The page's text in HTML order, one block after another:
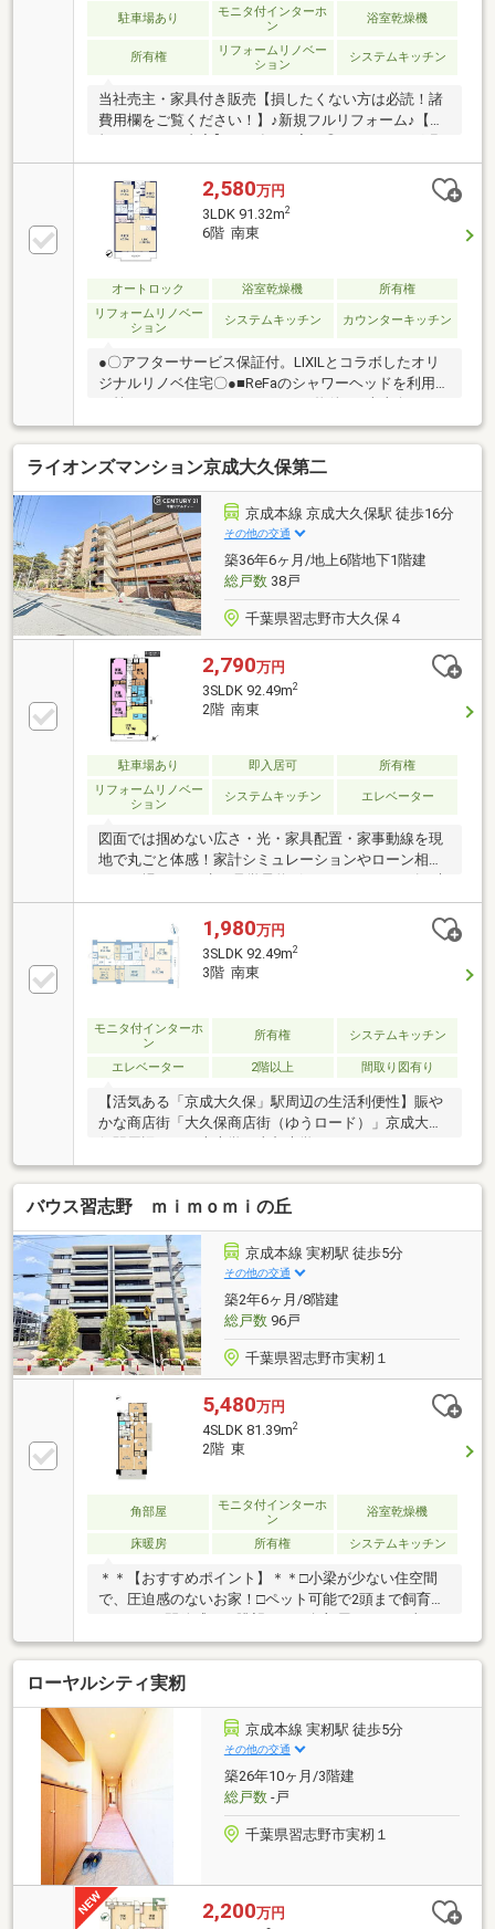
のお手伝いを致します◆◆キッズスペースやオムツ替
えのスペースもご用意しておりますので、お子様連れ
のご家族もお気軽にお越しください◆
駐車場あり
モニタ付インターホ
ン
浴室乾燥機
所有権
リフォームリノベー
ション
システムキッチン
当社売主・家具付き販売【損したくない方は必読！諸
費用欄をご覧ください！】♪新規フルリフォーム♪【新
規リフォーム内容】2026年2月完工◎フローリング張
替◎建具全室新規交換◎クロス貼替◎システムキッチ
ン新規交換◎ユニットバス新規交換◎トイレ新規交換
◎洗面化粧台新規交換◎給湯器新規交換◎洗濯機パン
新規交換◎ダウンライト新規取付◎玄関人感センサー
新規取付
2,580万円
3LDK 91.32m2
6階 南東
オートロック 浴室乾燥機
所有権
リフォームリノベー
ション
システムキッチン カウンターキッチン
●〇アフターサービス保証付。LIXILとコラボしたオリ
ジナルリノベ住宅〇●■ReFaのシャワーヘッドを利用す
る等のこだわりのリノベーション物件。■南東向きワ
イドバルコニーで日当たりも良好です。
ライオンズマンション京成大久保第二
京成本線 京成大久保駅 徒歩16分
その他の交通
築36年6ヶ月/地上6階地下1階建
総戸数38戸
千葉県習志野市大久保４
2,790万円
3SLDK 92.49m2
2階 南東
駐車場あり 即入居可
所有権
リフォームリノベー
ション
システムキッチン エレベーター
図面では掴めない広さ・光・家具配置・家事動線を現
地で丸ごと体感！家計シミュレーションやローン相談
もその場でOK。赤い見学予約ボタンよりスムーズに来
場予約～♪◆＊◇ 物件のおすすめポイント ◇＊
◆◇「セブンイレブン京成大久保店」徒歩約1分◆家
事の時間を短縮できる食洗機◇オートロック付き◎頭
金0円全額ローン可能！ ※詳しくは担当者までお尋ね
ください。◆千葉の家探し！いい物件を賢く探すコ
の出会いのお手伝いを致します◆◆キッズスペースや
オムツ替えのスペースもご用意しておりますので、お
子様連れのご家族もお気軽にお越しください◆
1,980万円
3SLDK 92.49m2
3階 南東
モニタ付インターホ
ン
所有権 システムキッチン
エレベーター 2階以上 間取り図有り
【活気ある「京成大久保」駅周辺の生活利便性】賑や
かな商店街「大久保商店街（ゆうロード）」京成大久
保駅周辺は、日本大学や東邦大学のキャンパスがある
学生街としても知られており、物価が安く活気のある
商店街（学園通り）が広がっています。飲食店や惣菜
店、コンビニ（ローソンストア100やセブンイレブン
など）が充実しており、日常の買い物や仕事帰りの食
事に困りません。【落ち着いた住環境】駅前は適度に
賑やかですが、マンション自体は「第1種住居地域」
内に位置しているため、周囲は落ち着いた住宅街の雰
囲気が保たれており、オンとオフの切り替えがしやす
い立地です。
バウス習志野 ｍｉｍｏｍｉの丘
京成本線 実籾駅 徒歩5分
その他の交通
築2年6ヶ月/8階建
総戸数96戸
千葉県習志野市実籾１
5,480万円
4SLDK 81.39m2
2階 東
角部屋
モニタ付インターホ
ン
浴室乾燥機
床暖房 所有権 システムキッチン
＊＊【おすすめポイント】＊＊□小梁が少ない住空間
で、圧迫感のないお家！□ペット可能で2頭まで飼育で
風通良好◎□高台で水害リスクが低く安心感が得られ
る立地！□高い断熱構造により光熱費も削減できま
す！□安心の24時間365日セキュリティ◎□お洒落な外
観・内観でホテルライクな住生活♪□小学校徒歩約1分
で子育て家族に嬉しい住環境◎＊＊【周辺環境】＊＊
〇ワイズマート実籾店 約450m／徒歩約6分〇Big-A習
志野実籾店 約550m／徒歩約7分〇くすりの福太郎実
籾2号店 約550m／徒歩約7分〇みもみ幼稚園 約
600m／徒歩約8分
ローヤルシティ実籾
京成本線 実籾駅 徒歩5分
その他の交通
築26年10ヶ月/3階建
総戸数-戸
千葉県習志野市実籾１
2,200万円